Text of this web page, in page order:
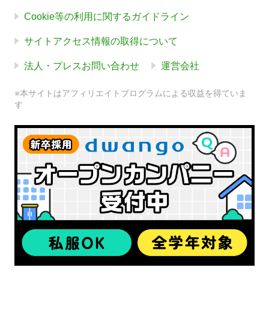
Cookie等の利用に関するガイドライン
サイトアクセス情報の取得について
法人・プレスお問い合わせ 運営会社
※本サイトはアフィリエイトプログラムによる収益を得ていま
す